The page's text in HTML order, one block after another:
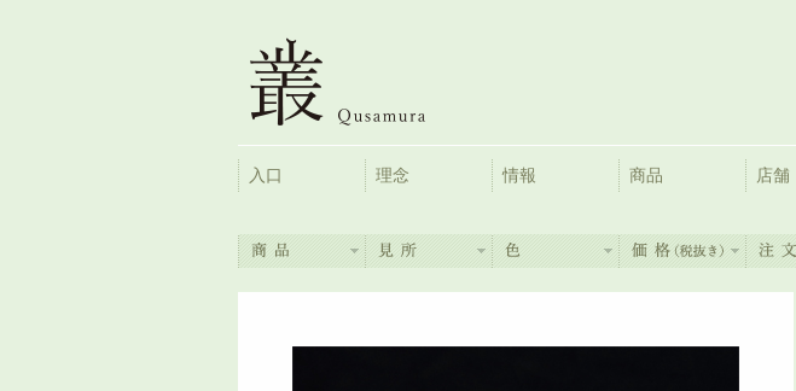
入口 理念 情報 商品 店舗